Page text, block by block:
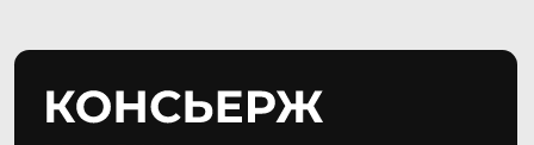
+7 (495) 407-84-07